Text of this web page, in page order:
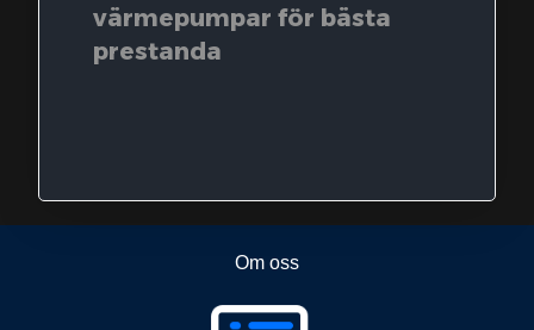
värmepumpar för bästa
prestanda
Om oss